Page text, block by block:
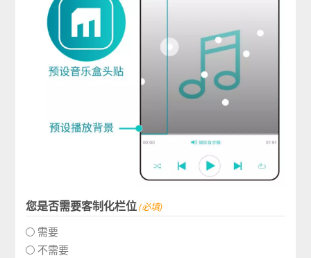
您是否需要客制化栏位(必填)
需要
不需要